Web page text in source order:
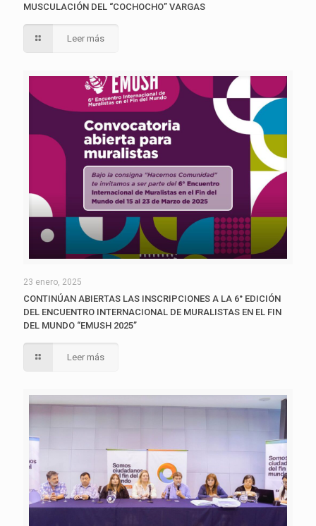
MUSCULACIÓN DEL “COCHOCHO” VARGAS
Leer más
23 enero, 2025
CONTINÚAN ABIERTAS LAS INSCRIPCIONES A LA 6° EDICIÓN
DEL ENCUENTRO INTERNACIONAL DE MURALISTAS EN EL FIN
DEL MUNDO “EMUSH 2025”
Leer más